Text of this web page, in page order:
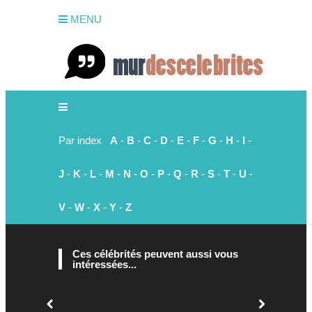
MENU
Par index A - B - C - D - E - F - G - H - I -
J - K - L - M - N - O - P - Q - R - S - T - U -
V - W - X - Y - Z
Ces célébrités peuvent aussi vous
intéressées...